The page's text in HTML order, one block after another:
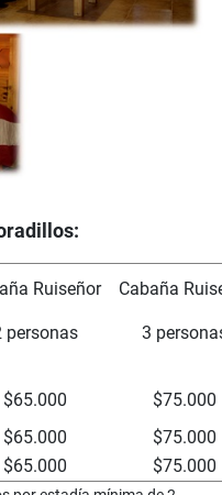
Ruiseñor
personas
Cabaña
3
$65.000
$75.000
$65.000
$75.000
$65.000 $75.000